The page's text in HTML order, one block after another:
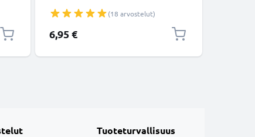
(18 arvostelut)
6,95 €
Tuoteturvallisuus